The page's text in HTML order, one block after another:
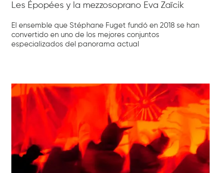
Les Épopées y la mezzosoprano Eva Zaïcik
El ensemble que Stéphane Fuget fundó en 2018 se han
convertido en uno de los mejores conjuntos
especializados del panorama actual